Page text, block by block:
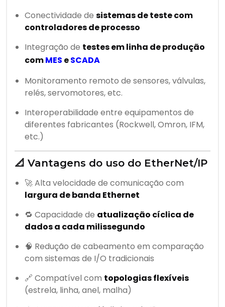
Conectividade de sistemas de teste com
controladores de processo
Integração de testes em linha de produção
comMES eSCADA
Monitoramento remoto de sensores, válvulas,
relés, servomotores, etc.
Interoperabilidade entre equipamentos de
diferentes fabricantes (Rockwell, Omron, IFM,
etc.)
📐 Vantagens do uso do EtherNet/IP
🚀 Alta velocidade de comunicação com
largura de banda Ethernet
🔁 Capacidade de atualização cíclica de
dados a cada milissegundo
🧠 Redução de cabeamento em comparação
com sistemas de I/O tradicionais
🔗 Compatível com topologias flexíveis
(estrela, linha, anel, malha)